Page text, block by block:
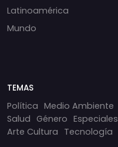
Latinoamérica
Mundo
TEMAS
Política Medio Ambiente
Salud Género Especiales
Arte Cultura Tecnología